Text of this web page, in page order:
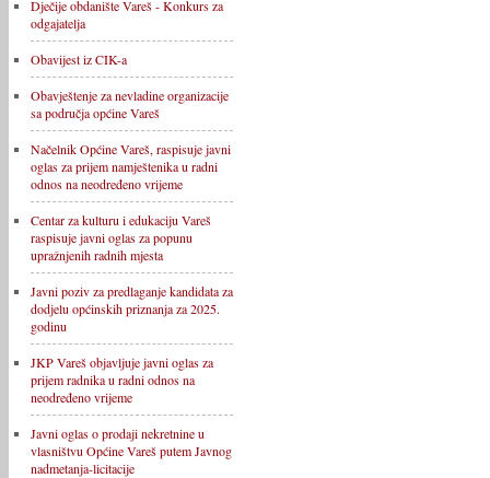
Dječije obdanište Vareš - Konkurs za
odgajatelja
Obavijest iz CIK-a
Obavještenje za nevladine organizacije
sa područja općine Vareš
Načelnik Općine Vareš, raspisuje javni
oglas za prijem namještenika u radni
odnos na neodređeno vrijeme
Centar za kulturu i edukaciju Vareš
raspisuje javni oglas za popunu
upražnjenih radnih mjesta
Javni poziv za predlaganje kandidata za
dodjelu općinskih priznanja za 2025.
godinu
JKP Vareš objavljuje javni oglas za
prijem radnika u radni odnos na
neodređeno vrijeme
Javni oglas o prodaji nekretnine u
vlasništvu Općine Vareš putem Javnog
nadmetanja-licitacije